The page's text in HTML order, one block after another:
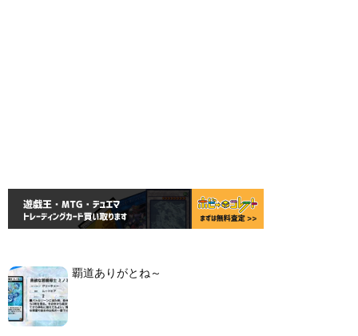
覇道ありがとね～